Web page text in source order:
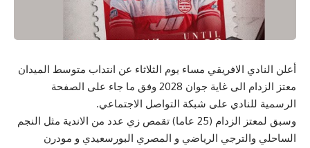
أعلن النادي الافريقي مساء يوم الثلاثاء عن انتداب متوسط الميدان
معتز الزدام الى غاية جوان 2028 وفق ما جاء على الصفحة
الرسمية للنادي على شبكة التواصل الاجتماعي.
وسبق لمعتز الزدام (25 عاما) تقمص زي عدد من الاندية مثل النجم
الساحلي والترجي الرياضي و المصري البورسعيدي و مودرن